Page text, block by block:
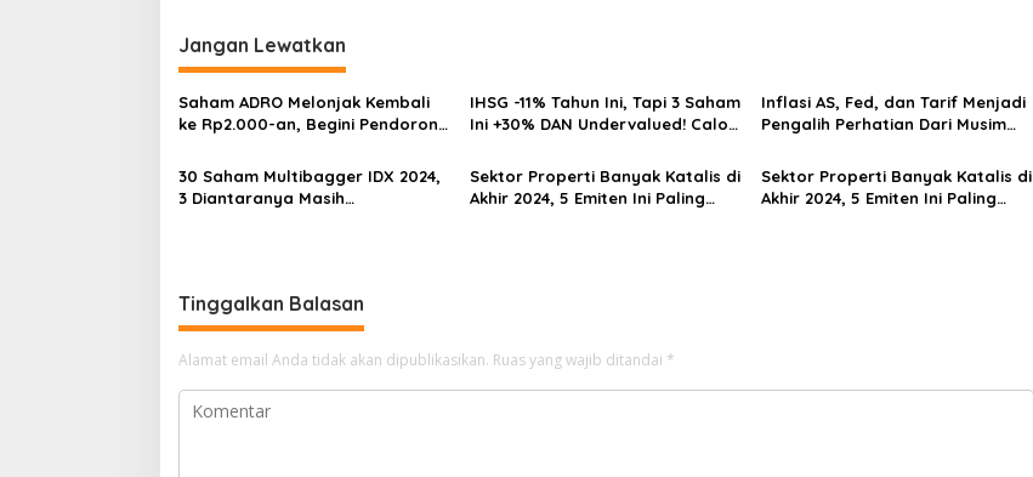
Jangan Lewatkan
Saham ADRO Melonjak Kembali
ke Rp2.000-an, Begini Pendorong
IHSG -11% Tahun Ini, Tapi 3 Saham
Ini +30% DAN Undervalued! Calon
Inflasi AS, Fed, dan Tarif Menjadi
Pengalih Perhatian Dari Musim
30 Saham Multibagger IDX 2024,
3 Diantaranya Masih
Sektor Properti Banyak Katalis di
Akhir 2024, 5 Emiten Ini Paling
Sektor Properti Banyak Katalis di
Akhir 2024, 5 Emiten Ini Paling
Tinggalkan Balasan
Alamat email Anda tidak akan dipublikasikan. Ruas yang wajib ditandai *